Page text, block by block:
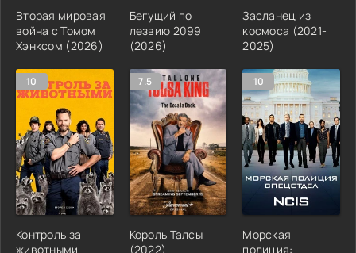
Вторая мировая
война с Томом
Хэнксом (2026)
Бегущий по
лезвию 2099
(2026)
Засланец из
космоса (2021-
2025)
10
Контроль за
животными
7.5
Король Талсы
(2022)
10
Морская
полиция: